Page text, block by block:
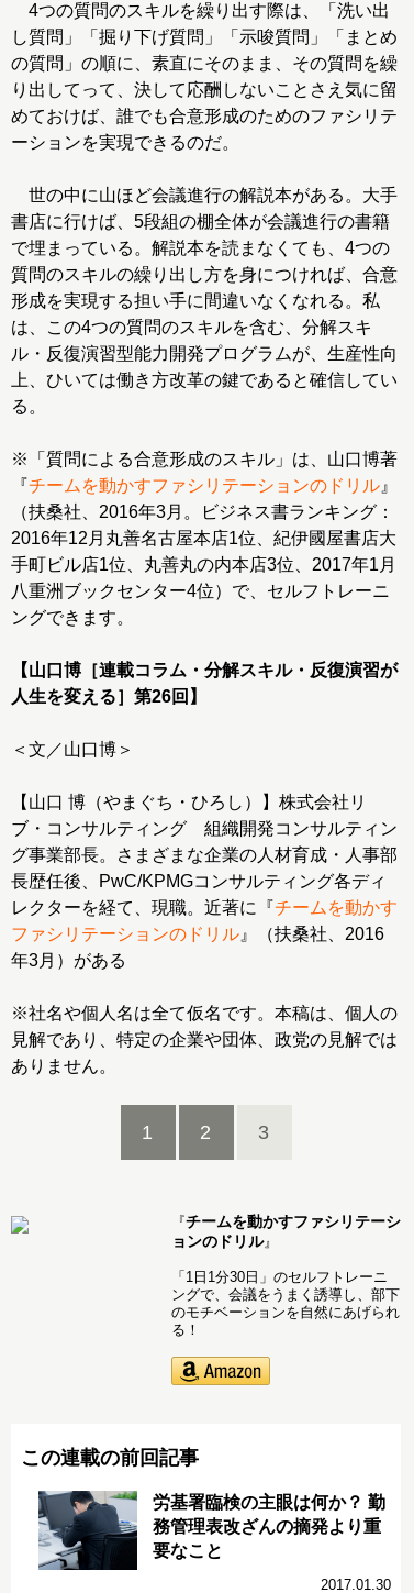
4つの質問のスキルを繰り出す際は、「洗い出
し質問」「掘り下げ質問」「示唆質問」「まとめ
の質問」の順に、素直にそのまま、その質問を繰
り出してって、決して応酬しないことさえ気に留
めておけば、誰でも合意形成のためのファシリテ
ーションを実現できるのだ。
世の中に山ほど会議進行の解説本がある。大手
書店に行けば、5段組の棚全体が会議進行の書籍
で埋まっている。解説本を読まなくても、4つの
質問のスキルの繰り出し方を身につければ、合意
形成を実現する担い手に間違いなくなれる。私
は、この4つの質問のスキルを含む、分解スキ
ル・反復演習型能力開発プログラムが、生産性向
上、ひいては働き方改革の鍵であると確信してい
る。
※「質問による合意形成のスキル」は、山口博著
『チームを動かすファシリテーションのドリル 』
（扶桑社、2016年3月。ビジネス書ランキング：
2016年12月丸善名古屋本店1位、紀伊國屋書店大
手町ビル店1位、丸善丸の内本店3位、2017年1月
八重洲ブックセンター4位）で、セルフトレーニ
ングできます。
【山口博［連載コラム・分解スキル・反復演習が
人生を変える］第26回】
＜文／山口博＞
【山口 博（やまぐち・ひろし）】株式会社リ
ブ・コンサルティング 組織開発コンサルティン
グ事業部長。さまざまな企業の人材育成・人事部
長歴任後、PwC/KPMGコンサルティング各ディ
レクターを経て、現職。近著に『チームを動かす
ファシリテーションのドリル 』（扶桑社、2016
年3月）がある
※社名や個人名は全て仮名です。本稿は、個人の
見解であり、特定の企業や団体、政党の見解では
ありません。
1 2 3
『チームを動かすファシリテーシ
ョンのドリル』
「1日1分30日」のセルフトレーニ
ングで、会議をうまく誘導し、部下
のモチベーションを自然にあげられ
る！
この連載の前回記事
労基署臨検の主眼は何か？ 勤
務管理表改ざんの摘発より重
要なこと
2017.01.30